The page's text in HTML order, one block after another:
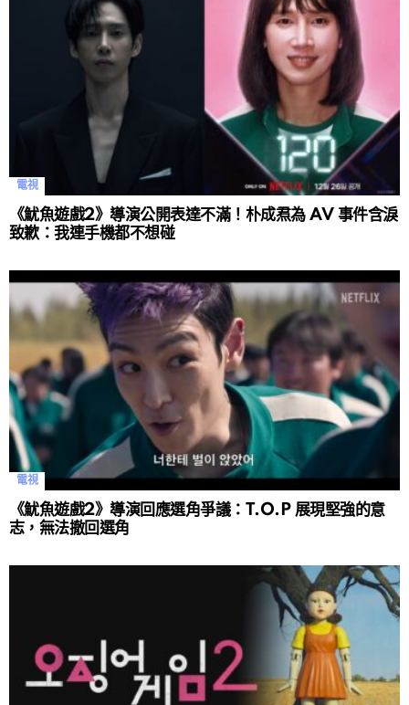
電視
《魷魚遊戲2》導演公開表達不滿！朴成焄為 AV 事件含淚
致歉：我連手機都不想碰
電視
《魷魚遊戲2》導演回應選角爭議：T.O.P 展現堅強的意
志，無法撤回選角